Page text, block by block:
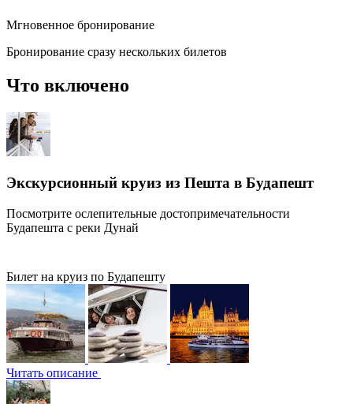
Мгновенное бронирование
Бронирование сразу нескольких билетов
Что включено
Экскурсионный круиз из Пешта в Будапешт
Посмотрите ослепительные достопримечательности
Будапешта с реки Дунай
Билет на круиз по Будапешту
Читать описание